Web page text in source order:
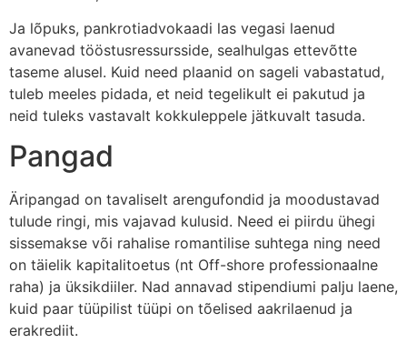
Ja lõpuks, pankrotiadvokaadi las vegasi laenud
avanevad tööstusressursside, sealhulgas ettevõtte
taseme alusel. Kuid need plaanid on sageli vabastatud,
tuleb meeles pidada, et neid tegelikult ei pakutud ja
neid tuleks vastavalt kokkuleppele jätkuvalt tasuda.
Pangad
Äripangad on tavaliselt arengufondid ja moodustavad
tulude ringi, mis vajavad kulusid. Need ei piirdu ühegi
sissemakse või rahalise romantilise suhtega ning need
on täielik kapitalitoetus (nt Off-shore professionaalne
raha) ja üksikdiiler. Nad annavad stipendiumi palju laene,
kuid paar tüüpilist tüüpi on tõelised aakrilaenud ja
erakrediit.